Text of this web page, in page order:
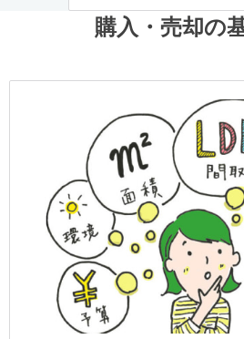
購入・売却の